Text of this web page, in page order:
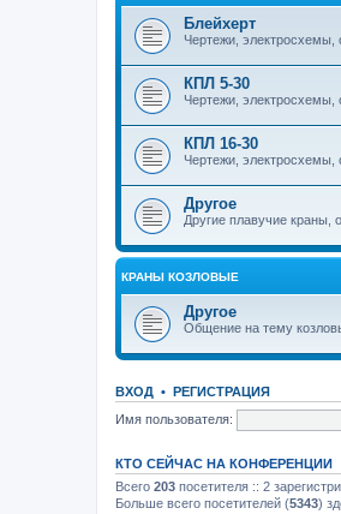
Блейхерт
Чертежи, электросхемы,
КПЛ 5-30
Чертежи, электросхемы,
КПЛ 16-30
Чертежи, электросхемы,
Другое
Другие плавучие краны,
КРАНЫ КОЗЛОВЫЕ
Другое
Общение на тему
ВХОД • РЕГИСТРАЦИЯ
Имя пользователя:
КТО СЕЙЧАС НА КОНФЕРЕНЦИИ
Всего 203 посетителя :: 2
Больше всего посетителей (5343)